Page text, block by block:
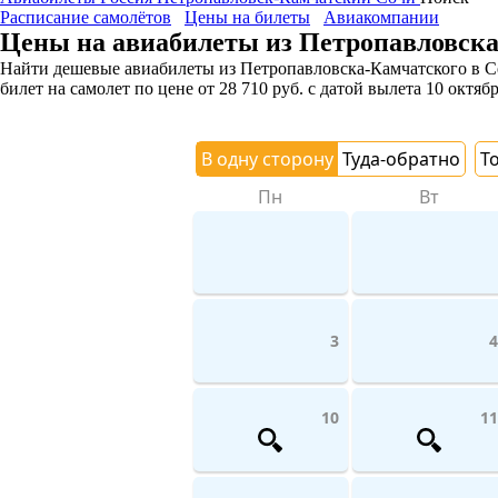
Расписание самолётов
Цены на билеты Авиакомпании
Цены на авиабилеты из
Найти дешевые авиабилеты из Петропавловска-Камчатского
билет на самолет по цене от 28 710 руб. с датой вылета 10
В одну сторону Туда-обратно
Пн Вт
3 4
10 11